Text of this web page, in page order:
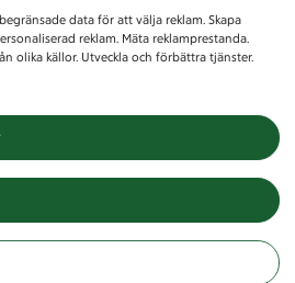
data för att välja reklam. Skapa
reklam. Mäta reklamprestanda.
olika källor. Utveckla och förbättra tjänster.